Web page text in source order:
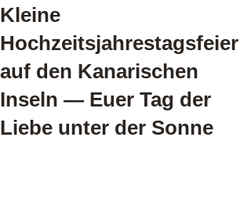
Kleine
Hochzeitsjahrestagsfeier
auf den Kanarischen
Inseln — Euer Tag der
Liebe unter der Sonne